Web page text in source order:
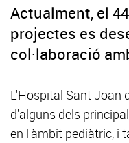
Actualment, el
projectes es
col·laboració
L'Hospital Sant Joan
d'alguns dels
en l'àmbit pediàtric, i